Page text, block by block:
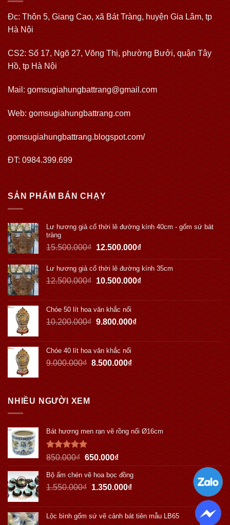
Đc: Thôn 5, Giang Cao, xã Bát Tràng, huyện Gia Lâm, tp
Hà Nội
CS2: Số 17, Ngõ 27, Võng Thị, phường Bưởi, quận Tây
Hồ, tp Hà Nội
Mail: gomsugiahungbattrang@gmail.com
Web:gomsugiahungbattrang.com
gomsugiahungbattrang.blogspot.com/
ĐT: 0984.399.699
SẢN PHẨM BÁN CHẠY
Lư hương giả cổ thời lê đường kính 40cm - gốm sứ bát
tràng
15.500.000₫ 12.500.000₫
Lư hương giả cổ thời lê đường kính 35cm
12.500.000₫ 10.500.000₫
Chóe 50 lít hoa văn khắc nổi
10.200.000₫ 9.800.000₫
Chóe 40 lít hoa văn khắc nổi
9.000.000₫ 8.500.000₫
NHIỀU NGƯỜI XEM
Bát hương men rạn vẽ rồng nổi Ø16cm
Được xếp
hạng5.00
5 sao
850.000₫ 650.000₫
Bộ ấm chén vẽ hoa bọc đồng
1.550.000₫ 1.350.000₫
Lộc bình gốm sứ vẽ cảnh bát tiên mẫu LB65